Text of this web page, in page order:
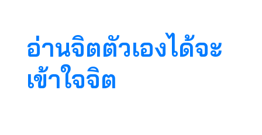
อ่านจิตตัวเองได้จะ
เข้าใจจิต